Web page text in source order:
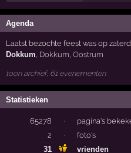
Agenda
Laatst bezochte feest was op
Dokkum, Dokkum,Oostrum
toon archief, 61 evenementen
Statistieken
65278 ·
pagina's
2
·
foto's
31
vrienden